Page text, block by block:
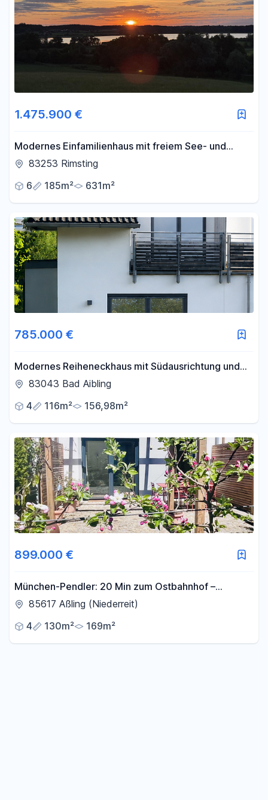
1.475.900 €
Modernes Einfamilienhaus mit freiem See- und
Bergblick Nähe Prien
83253 Rimsting
6
185m² 631m²
785.000 €
Modernes Reiheneckhaus mit Südausrichtung und
tollem Schnitt (provisionsfrei)
83043 Bad Aibling
4
116m² 156,98m²
899.000 €
München-Pendler: 20 Min zum Ostbahnhof –
modernes, energieeffizientes Haus A+ (2019)
85617 Aßling (Niederreit)
4
130m² 169m²